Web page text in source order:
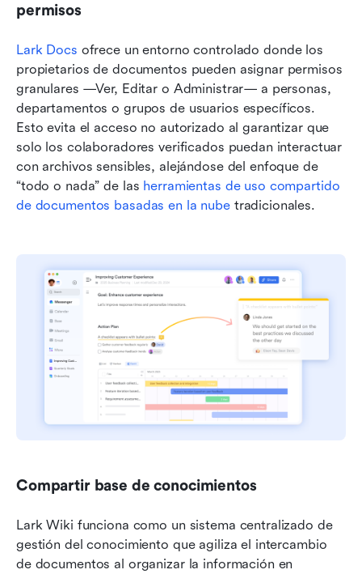
permisos
Lark Docs ofrece un entorno controlado donde los
propietarios de documentos pueden asignar permisos
granulares —Ver, Editar o Administrar— a personas,
departamentos o grupos de usuarios específicos.
Esto evita el acceso no autorizado al garantizar que
solo los colaboradores verificados puedan interactuar
con archivos sensibles, alejándose del enfoque de
“todo o nada” de las herramientas de uso compartido
de documentos basadas en la nube tradicionales.
Compartir base de conocimientos
Lark Wiki funciona como un sistema centralizado de
gestión del conocimiento que agiliza el intercambio
de documentos al organizar la información en